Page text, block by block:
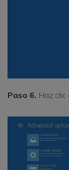
Paso 6. Haz clic